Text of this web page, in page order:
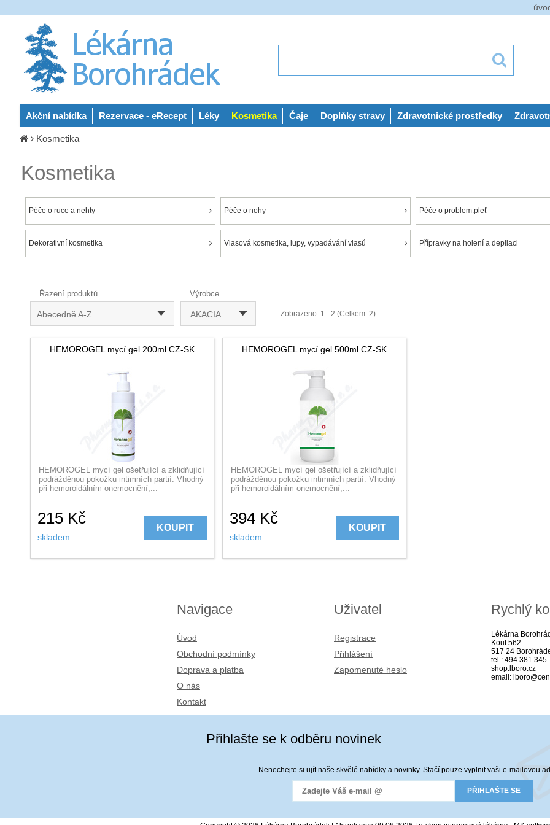
Akční nabídka Rezervace - eRecept Léky Kosmetika Čaje Doplňky stravy Zdravotnické prostředky
Kosmetika
Kosmetika
Péče o ruce a nehty Péče o nohy Péče o problem.pleť
Dekorativní kosmetika Vlasová kosmetika, lupy, vypadávání vlasů Přípravky na holení a depilaci
Řazení produktů
Abecedně A-Z
Výrobce
AKACIA Zobrazeno: 1 - 2 (Celkem: 2)
HEMOROGEL mycí gel 200ml CZ-SK
HEMOROGEL mycí gel ošetřující a zklidňující
podrážděnou pokožku intimních partií. Vhodný
při hemoroidálním onemocnění,...
215 Kč
skladem
KOUPIT
HEMOROGEL mycí gel 500ml CZ-SK
HEMOROGEL mycí gel ošetřující a zklidňující
podrážděnou pokožku intimních partií. Vhodný
při hemoroidálním onemocnění,...
394Kč
skladem
KOUPIT
Navigace
Úvod
Obchodní podmínky
Doprava a platba
O nás
Kontakt
Uživatel
Registrace
Přihlášení
Zapomenuté heslo
Rychlý
Lékárna
Kout 562
517 24
tel.: 494 381 345
shop.lboro.cz
email:
Přihlašte se k odběru novinek
Nenechejte si ujít naše skvělé nabídky a novinky. Stačí pouze vyplnit vaši e-mailovou